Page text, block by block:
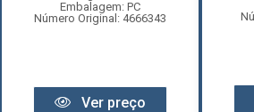
Embalagem: PC
Número Original: 4666343
Ver preço